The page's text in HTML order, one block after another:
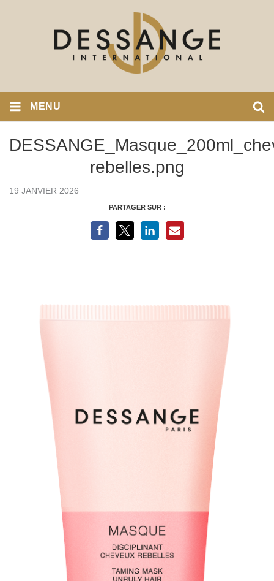
MENU
rebelles.png
19 JANVIER 2026
PARTAGER SUR :